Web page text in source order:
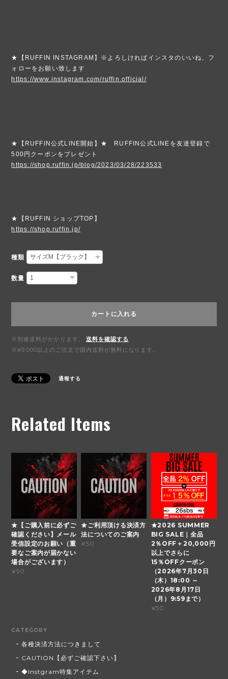
★【RUFFIN INSTAGRAM】※よろしければインスタのいいね、フ
ォローをお願い致します
https://www.instagram.com/ruffin.official/
★【RUFFIN公式LINE開始】★ RUFFIN公式LINEを友達登録で
500円クーポンをプレゼント
https://shop.ruffin.jp/blog/2023/03/28/223533
★【RUFFIN ショップTOP】
https://shop.ruffin.jp/
種類
数量
カートに入れる
※別途送料がかかります。
送料を確認する
※¥9,000以上のご注文で国内送料が無料になります。
通報する
Related Items
★【ご購入前に必ずご
確認ください】メール
受信設定のお願い（重
要なご案内が届かない
場合がございます）
¥50
★ご利用頂ける決済方
法についてのご案内
¥50
★2026 SUMMER
BIG SALE｜全品
2％OFF＋20,000円
以上でさらに
15％OFFクーポン
（2026年7月30日
（木）18:00 ～
2026年8月17日
（月）9:59まで）
¥50
CATEGORY
各種決済方法につきまして
CAUTION【必ずご確認下さい】
◆Instgram特集アイテム